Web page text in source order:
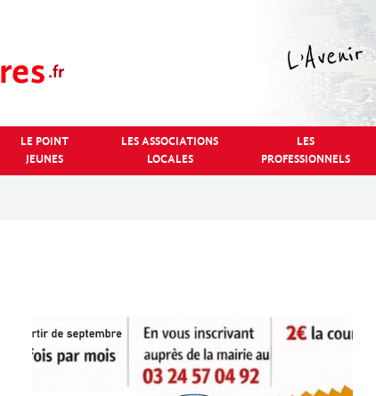
LE POINT
JEUNES
LES ASSOCIATIONS
LOCALES
LES
PROFESSIONNELS